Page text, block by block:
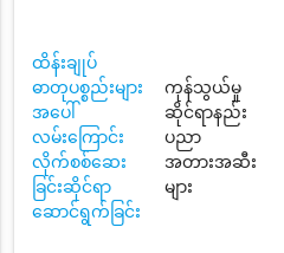
ထိန်းချုပ်
ဓာတုပစ္စည်းများ
အပေါ်
လမ်းကြောင်း
လိုက်စစ်ဆေး
ခြင်းဆိုင်ရာ
ဆောင်ရွက်ခြင်း
ကုန်သွယ်မှု
ဆိုင်ရာနည်း
ပညာ
အတားအဆီး
များ